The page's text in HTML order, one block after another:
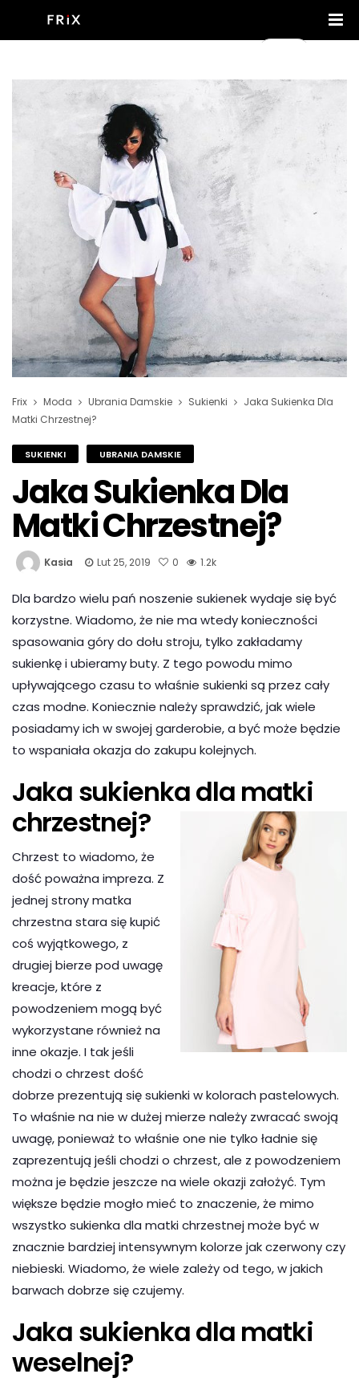
Frix Moda Ubrania Damskie Sukienki
Jaka Sukienka Dla
Matki Chrzestnej?
SUKIENKI UBRANIA DAMSKIE
Jaka Sukienka Dla
Matki Chrzestnej?
Kasia Lut 25, 2019 0 1.2k
Dla bardzo wielu pań noszenie sukienek wydaje się być
korzystne. Wiadomo, że nie ma wtedy konieczności
spasowania góry do dołu stroju, tylko zakładamy
sukienkę i ubieramy buty. Z tego powodu mimo
upływającego czasu to właśnie sukienki są przez cały
czas modne. Koniecznie należy sprawdzić, jak wiele
posiadamy ich w swojej garderobie, a być może będzie
to wspaniała okazja do zakupu kolejnych.
Jaka sukienka dla matki
chrzestnej?
Chrzest to wiadomo, że
dość poważna impreza. Z
jednej strony matka
chrzestna stara się kupić
coś wyjątkowego, z
drugiej bierze pod uwagę
kreacje, które z
powodzeniem mogą być
wykorzystane również na
inne okazje. I tak jeśli
chodzi o chrzest dość
dobrze prezentują się sukienki w kolorach pastelowych.
To właśnie na nie w dużej mierze należy zwracać swoją
uwagę, ponieważ to właśnie one nie tylko ładnie się
zaprezentują jeśli chodzi o chrzest, ale z powodzeniem
można je będzie jeszcze na wiele okazji założyć. Tym
większe będzie mogło mieć to znaczenie, że mimo
wszystko sukienka dla matki chrzestnej może być w
znacznie bardziej intensywnym kolorze jak czerwony czy
niebieski. Wiadomo, że wiele zależy od tego, w jakich
barwach dobrze się czujemy.
Jaka sukienka dla matki
weselnej?